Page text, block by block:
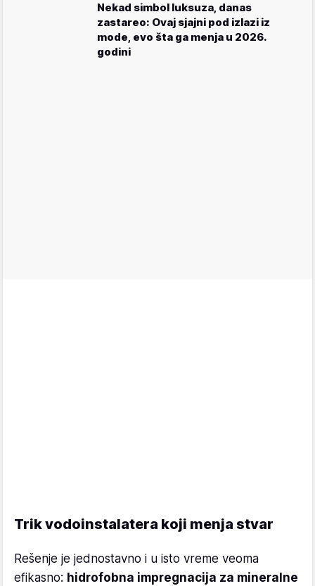
Nekad simbol luksuza, danas
zastareo: Ovaj sjajni pod izlazi iz
mode, evo šta ga menja u 2026.
godini
Trik vodoinstalatera koji menja stvar
Rešenje je jednostavno i u isto vreme veoma
efikasno: hidrofobna impregnacija za mineralne